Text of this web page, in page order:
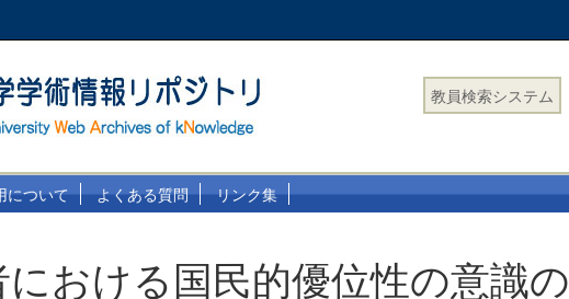
教員検索システム
について よくある質問 リンク集
おける国民的優位性の意識の